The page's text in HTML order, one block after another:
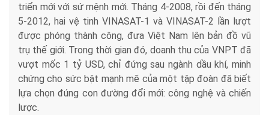
triển mới với sứ mệnh mới. Tháng 4-2008, rồi đến tháng
5-2012, hai vệ tinh VINASAT-1 và VINASAT-2 lần lượt
được phóng thành công, đưa Việt Nam lên bản đồ vũ
trụ thế giới. Trong thời gian đó, doanh thu của VNPT đã
vượt mốc 1 tỷ USD, chỉ đứng sau ngành dầu khí, minh
chứng cho sức bật mạnh mẽ của một tập đoàn đã biết
lựa chọn đúng con đường đổi mới: công nghệ và chiến
lược.